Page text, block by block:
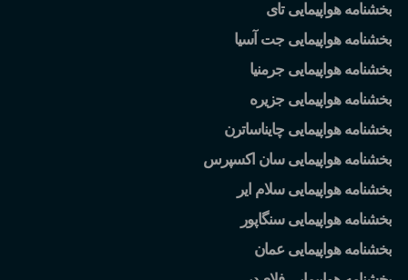
بخشنامه هواپیمایی تای
بخشنامه هواپیمایی جت آسیا
بخشنامه هواپیمایی جرمنیا
بخشنامه هواپیمایی جزیره
بخشنامه هواپیمایی چایناساترن
بخشنامه هواپیمایی سان اکسپرس
بخشنامه هواپیمایی سلام ایر
بخشنامه هواپیمایی سنگاپور
بخشنامه هواپیمایی عمان